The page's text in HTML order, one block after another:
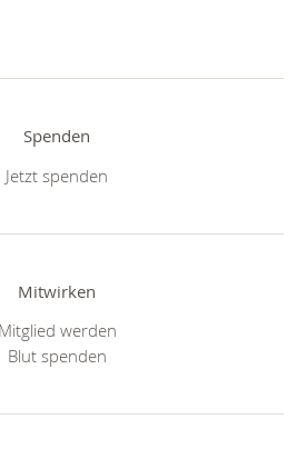
Spenden
Jetzt spenden
Mitwirken
Mitglied werden
Blut spenden